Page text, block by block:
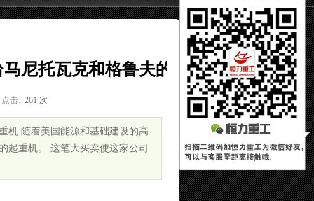
尼托瓦克和格鲁夫的
点击: 261 次
机 随着美国能源和基础建设的高
起重机。 这笔大买卖使这家公司